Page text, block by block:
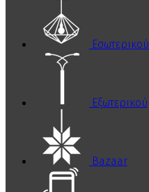
Εσωτερικού
Εξωτερικού
Bazaar